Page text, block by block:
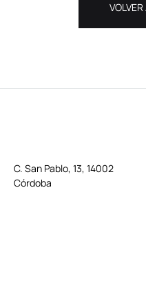
C. San Pablo, 13, 14002
Córdoba